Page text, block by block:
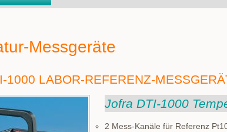
Messgeräte
1000 LABOR-REFERENZ-
Jofra DTI-1000
2 Mess-Kanäle für Referenz